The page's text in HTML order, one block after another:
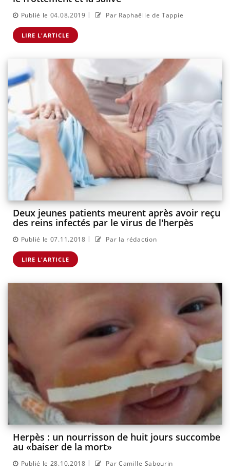
Publié le 04.08.2019 | Par Raphaëlle de Tappie
LIRE L'ARTICLE
Deux jeunes patients meurent après avoir reçu
des reins infectés par le virus de l'herpès
Publié le 07.11.2018 | Par la rédaction
LIRE L'ARTICLE
Herpès : un nourrisson de huit jours succombe
au «baiser de la mort»
Publié le 28.10.2018 | Par Camille Sabourin